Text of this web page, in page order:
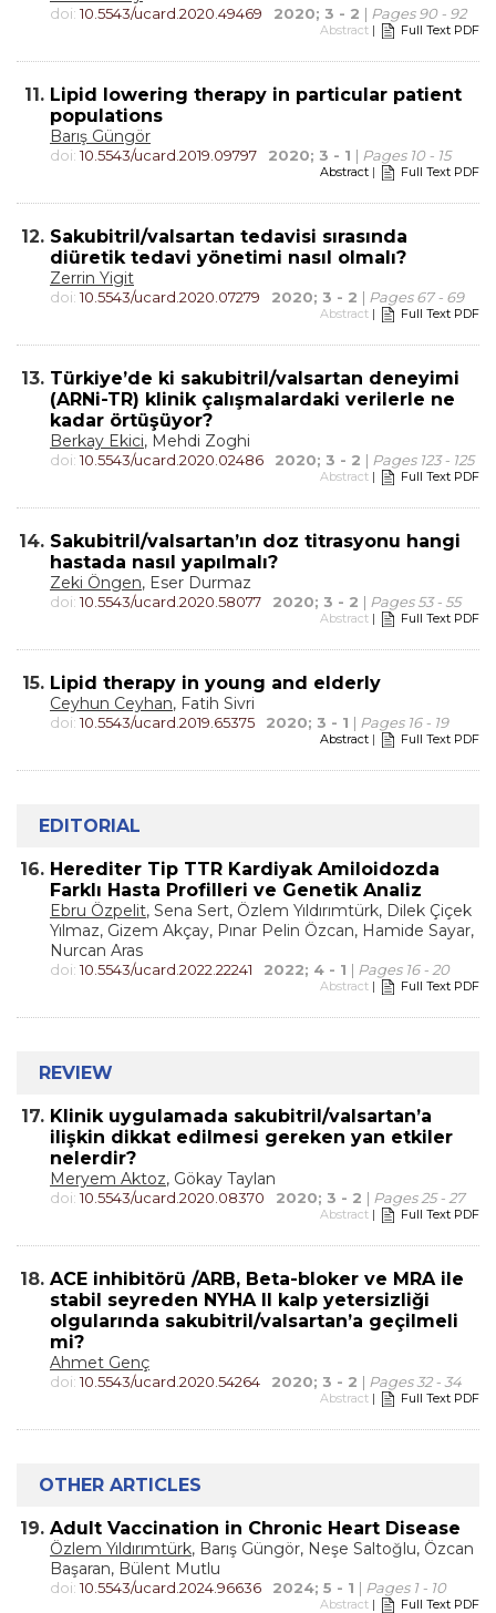
doi:10.5543/ucard.2020.49469 2020; 3 - 2 | Pages 90 - 92
Abstract | Full Text PDF
11. Lipid lowering therapy in particular patient
populations
Barış Güngör
doi:10.5543/ucard.2019.09797 2020; 3 - 1 | Pages 10 - 15
Abstract | Full Text PDF
12. Sakubitril/valsartan tedavisi sırasında
diüretik tedavi yönetimi nasıl olmalı?
Zerrin Yigit
doi:10.5543/ucard.2020.07279 2020; 3 - 2 | Pages 67 - 69
Abstract | Full Text PDF
13. Türkiye’de ki sakubitril/valsartan deneyimi
(ARNi-TR) klinik çalışmalardaki verilerle ne
kadar örtüşüyor?
Berkay Ekici, Mehdi Zoghi
doi:10.5543/ucard.2020.02486 2020; 3 - 2 | Pages 123 - 125
Abstract | Full Text PDF
14. Sakubitril/valsartan’ın doz titrasyonu hangi
hastada nasıl yapılmalı?
Zeki Öngen, Eser Durmaz
doi:10.5543/ucard.2020.58077 2020; 3 - 2 | Pages 53 - 55
Abstract | Full Text PDF
15. Lipid therapy in young and elderly
Ceyhun Ceyhan, Fatih Sivri
doi:10.5543/ucard.2019.65375 2020; 3 - 1 | Pages 16 - 19
Abstract | Full Text PDF
EDITORIAL
16. Herediter Tip TTR Kardiyak Amiloidozda
Farklı Hasta Profilleri ve Genetik Analiz
Ebru Özpelit, Sena Sert, Özlem Yıldırımtürk, Dilek Çiçek
Yılmaz, Gizem Akçay, Pınar Pelin Özcan, Hamide Sayar,
Nurcan Aras
doi:10.5543/ucard.2022.22241 2022; 4 - 1 | Pages 16 - 20
Abstract | Full Text PDF
REVIEW
17. Klinik uygulamada sakubitril/valsartan’a
ilişkin dikkat edilmesi gereken yan etkiler
nelerdir?
Meryem Aktoz, Gökay Taylan
doi:10.5543/ucard.2020.08370 2020; 3 - 2 | Pages 25 - 27
Abstract | Full Text PDF
18. ACE inhibitörü /ARB, Beta-bloker ve MRA ile
stabil seyreden NYHA II kalp yetersizliği
olgularında sakubitril/valsartan’a geçilmeli
mi?
Ahmet Genç
doi:10.5543/ucard.2020.54264 2020; 3 - 2 | Pages 32 - 34
Abstract | Full Text PDF
OTHER ARTICLES
19. Adult Vaccination in Chronic Heart Disease
Özlem Yıldırımtürk, Barış Güngör, Neşe Saltoğlu, Özcan
Başaran, Bülent Mutlu
doi:10.5543/ucard.2024.96636 2024; 5 - 1 | Pages 1 - 10
Abstract | Full Text PDF